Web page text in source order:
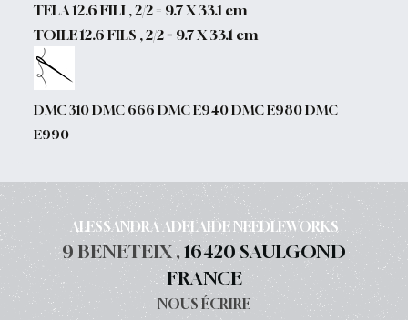
TELA 12.6 FILI , 2/2 = 9.7 X 33.1 cm
TOILE 12.6 FILS , 2/2 = 9.7 X 33.1 cm
DMC 310 DMC 666 DMC E940 DMC E980 DMC
E990
ALESSANDRA ADELAIDE NEEDLEWORKS
9 BENETEIX ,16420 SAULGOND
FRANCE
NOUS ÉCRIRE